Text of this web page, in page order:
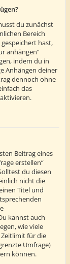
du zunächst
Bereich
hast,
anhängen“
indem du in
Anhängen deiner
dennoch ohne
das
Beitrag eines
erstellen“
du diesen
nicht die
Titel und
kannst auch
wie viele
für die
Umfrage)
können.